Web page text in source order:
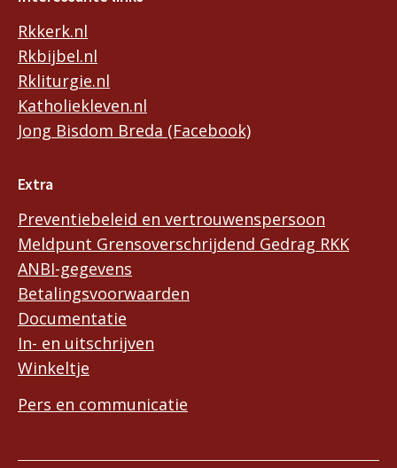
Rkkerk.nl
Rkbijbel.nl
Rkliturgie.nl
Katholiekleven.nl
Jong Bisdom Breda (Facebook)
Extra
Preventiebeleid en vertrouwenspersoon
Meldpunt Grensoverschrijdend Gedrag RKK
ANBI-gegevens
Betalingsvoorwaarden
Documentatie
In- en uitschrijven
Winkeltje
Pers en communicatie